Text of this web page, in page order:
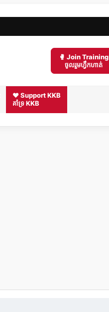
🥊 Join Training
ចូលរួមហ្វឹកហាត់
❤️ Support KKB
គាំទ្រ KKB